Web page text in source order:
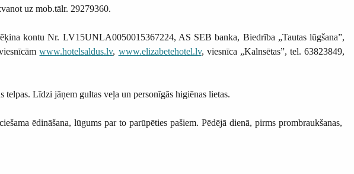
uz mob.tālr. 29279360.
kontu Nr. LV15UNLA0050015367224, AS SEB banka, Biedrība „Tautas lūgšana”,
www.hotelsaldus.lv, www.elizabetehotel.lv, viesnīca „Kalnsētas”, tel. 63823849,
Līdzi jāņem gultas veļa un personīgās higiēnas lietas.
ēdināšana, lūgums par to parūpēties pašiem. Pēdējā dienā, pirms prombraukšanas,